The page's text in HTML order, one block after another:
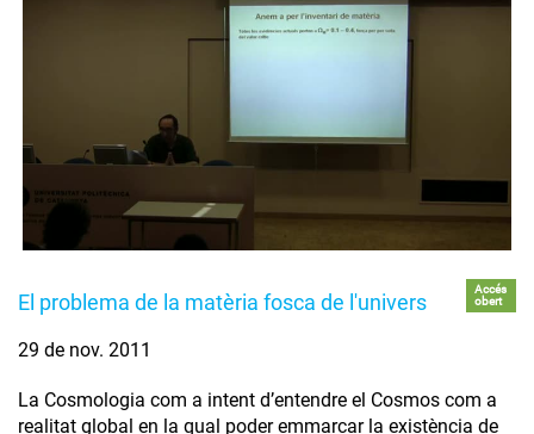
El problema de la matèria fosca de l'univers
Accés
obert
29 de nov. 2011
La Cosmologia com a intent d’entendre el Cosmos com a
realitat global en la qual poder emmarcar la existència de